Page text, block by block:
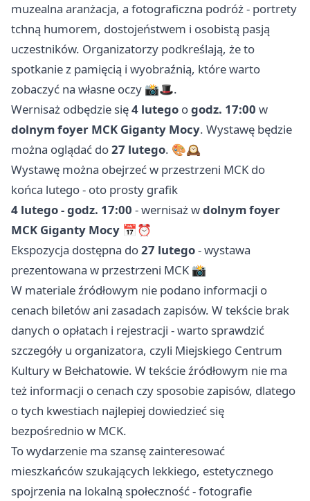
muzealna aranżacja, a fotograficzna podróż - portrety
tchną humorem, dostojeństwem i osobistą pasją
uczestników. Organizatorzy podkreślają, że to
spotkanie z pamięcią i wyobraźnią, które warto
zobaczyć na własne oczy 📸🎩.
Wernisaż odbędzie się4 lutego ogodz. 17:00 w
dolnym foyer MCK Giganty Mocy. Wystawę będzie
można oglądać do27 lutego. 🎨🕰️
Wystawę można obejrzeć w przestrzeni MCK do
końca lutego - oto prosty grafik
4 lutego - godz. 17:00 - wernisaż wdolnym foyer
MCK Giganty Mocy 📅⏰
Ekspozycja dostępna do27 lutego- wystawa
prezentowana w przestrzeni MCK 📸
W materiale źródłowym nie podano informacji o
cenach biletów ani zasadach zapisów. W tekście brak
danych o opłatach i rejestracji - warto sprawdzić
szczegóły u organizatora, czyli Miejskiego Centrum
Kultury w Bełchatowie. W tekście źródłowym nie ma
też informacji o cenach czy sposobie zapisów, dlatego
o tych kwestiach najlepiej dowiedzieć się
bezpośrednio w MCK.
To wydarzenie ma szansę zainteresować
mieszkańców szukających lekkiego, estetycznego
spojrzenia na lokalną społeczność - fotografie